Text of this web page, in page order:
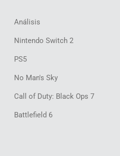
Análisis
Nintendo Switch 2
PS5
No Man's Sky
Call of Duty: Black Ops 7
Battlefield 6